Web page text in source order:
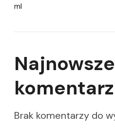
ml
Najnowsze
Brak komentarzy do